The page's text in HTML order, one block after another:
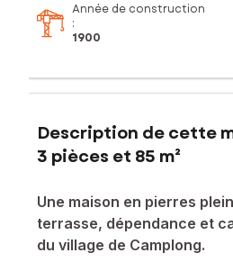
Année de construction
:
1900
Description de cette
3 pièces et 85 m²
Une maison en pierres
terrasse, dépendance et
du village de Camplong.